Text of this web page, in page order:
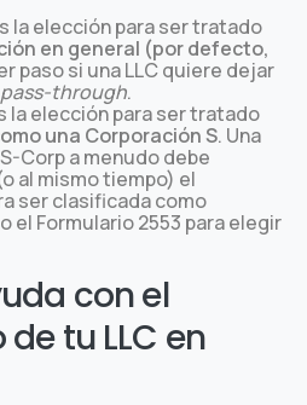
la elección para ser tratado
en general (por defecto,
paso si una LLC quiere dejar
pass-through.
la elección para ser tratado
una Corporación S. Una
Corp a menudo debe
al mismo tiempo) el
ser clasificada como
el Formulario 2553 para elegir
con el
tu LLC en